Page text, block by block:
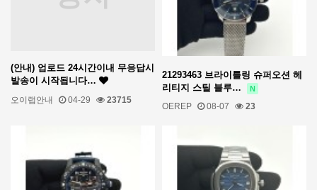
(안내) 업로드 24시간이내 무응답시
발송이 시작됩니다…
오이랩안내 04-29 23715
21293463 브라이틀링 슈퍼오션 헤
리티지 스틸 블루…
N
OEREP 08-07 23